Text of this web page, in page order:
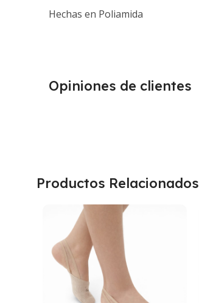
Hechas en Poliamida
Opiniones de clientes
Productos Relacionados